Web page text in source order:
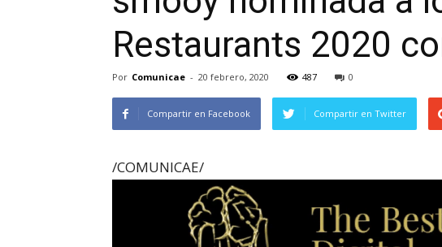
Restaurants 2020
Por Comunicae - 20 febrero, 2020 487 0
Compartir en Facebook Compartir en Twitter
/COMUNICAE/